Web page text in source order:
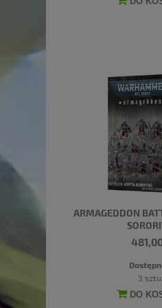
ARMAGEDDON
3
DO